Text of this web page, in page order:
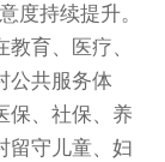
度持续提升。
育、医疗、
公共服务体
保、社保、养
留守儿童、妇